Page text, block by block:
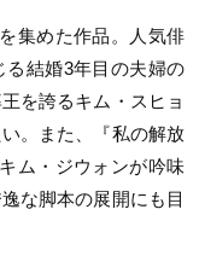
集めた作品。人気俳
結婚3年目の夫婦の
を誇るキム・スヒョ
。また、『私の解放
ム・ジウォンが吟味
な脚本の展開にも目